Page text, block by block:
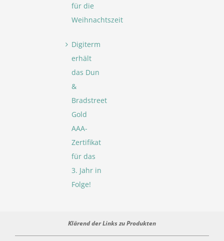
für die
Weihnachtszeit
Digiterm
erhält
das Dun
&
Bradstreet
Gold
AAA-
Zertifikat
für das
3. Jahr in
Folge!
Klärend der Links zu Produkten